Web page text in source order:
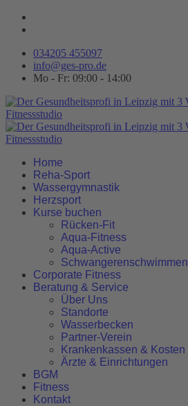
034205 455097
info@ges-pro.de
Mo - Fr: 09:00 - 14:00
Home
Reha-Sport
Wassergymnastik
Herzsport
Kurse buchen
Rücken-Fit
Aqua-Fitness
Aqua-Active
Schwangerenschwimmen
Corporate Fitness
Beratung & Service
Über Uns
Standorte
Wasserbecken
Partner-Verein
Krankenkassen & Kosten
Ärzte & Einrichtungen
BGM
Fitness
Kontakt